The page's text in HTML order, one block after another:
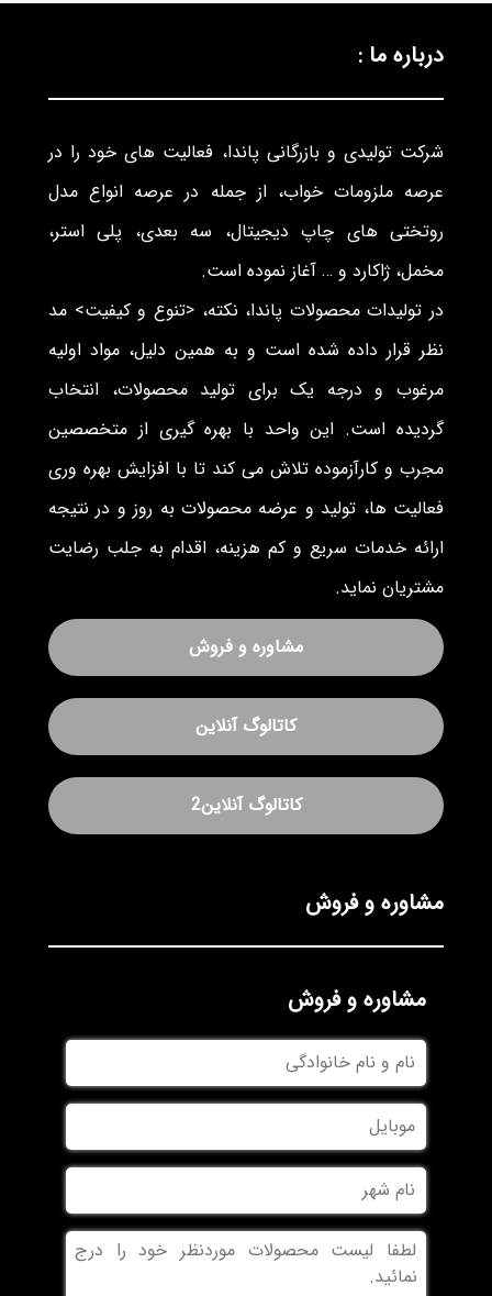
درباره ما :
شرکت تولیدی و بازرگانی پاندا، فعالیت های خود را در
عرصه ملزومات خواب، از جمله در عرصه انواع مدل
روتختی های چاپ دیجیتال، سه بعدی، پلی استر،
مخمل، ژاکارد و … آغاز نموده است.
در تولیدات محصولات پاندا، نکته، <تنوع و کیفیت> مد
نظر قرار داده شده است و به همین دلیل، مواد اولیه
مرغوب و درجه یک برای تولید محصولات، انتخاب
گردیده است. این واحد با بهره گیری از متخصصین
مجرب و کارآزموده تلاش می کند تا با افزایش بهره وری
فعالیت ها، تولید و عرضه محصولات به روز و در نتیجه
ارائه خدمات سریع و کم هزینه، اقدام به جلب رضایت
مشتریان نماید.
مشاوره و فروش
کاتالوگ آنلاین
کاتالوگ آنلاین2
مشاوره و فروش
مشاوره و فروش
نام
و
نام
خانوادگی
موبایل
نام
شهر
بدون
عنوان